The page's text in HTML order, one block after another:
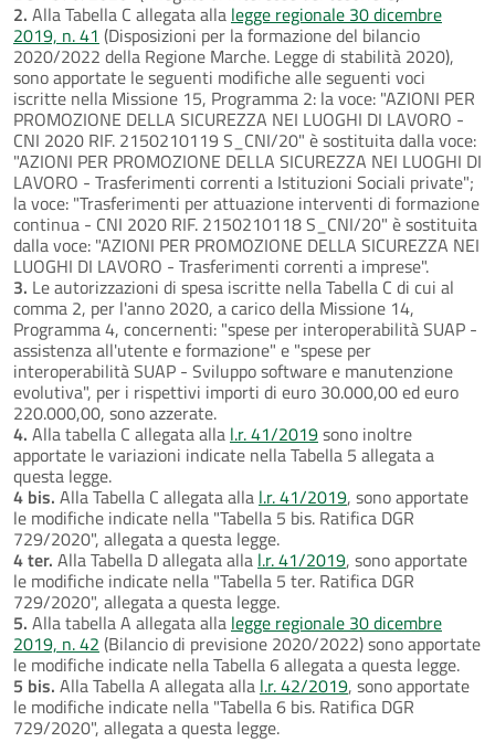
2. Alla Tabella C allegata alla legge regionale 30 dicembre
2019, n. 41 (Disposizioni per la formazione del bilancio
2020/2022 della Regione Marche. Legge di stabilità 2020),
sono apportate le seguenti modifiche alle seguenti voci
iscritte nella Missione 15, Programma 2: la voce: "AZIONI PER
PROMOZIONE DELLA SICUREZZA NEI LUOGHI DI LAVORO -
CNI 2020 RIF. 2150210119 S_CNI/20" è sostituita dalla voce:
"AZIONI PER PROMOZIONE DELLA SICUREZZA NEI LUOGHI DI
LAVORO - Trasferimenti correnti a Istituzioni Sociali private";
la voce: "Trasferimenti per attuazione interventi di formazione
continua - CNI 2020 RIF. 2150210118 S_CNI/20" è sostituita
dalla voce: "AZIONI PER PROMOZIONE DELLA SICUREZZA NEI
LUOGHI DI LAVORO - Trasferimenti correnti a imprese".
3. Le autorizzazioni di spesa iscritte nella Tabella C di cui al
comma 2, per l'anno 2020, a carico della Missione 14,
Programma 4, concernenti: "spese per interoperabilità SUAP -
assistenza all'utente e formazione" e "spese per
interoperabilità SUAP - Sviluppo software e manutenzione
evolutiva", per i rispettivi importi di euro 30.000,00 ed euro
220.000,00, sono azzerate.
4. Alla tabella C allegata alla l.r. 41/2019sono inoltre
apportate le variazioni indicate nella Tabella 5 allegata a
questa legge.
4 bis. Alla Tabella C allegata alla l.r. 41/2019, sono apportate
le modifiche indicate nella "Tabella 5 bis. Ratifica DGR
729/2020", allegata a questa legge.
4 ter. Alla Tabella D allegata alla l.r. 41/2019, sono apportate
le modifiche indicate nella "Tabella 5 ter. Ratifica DGR
729/2020", allegata a questa legge.
5. Alla tabella A allegata alla legge regionale 30 dicembre
2019, n. 42 (Bilancio di previsione 2020/2022) sono apportate
le modifiche indicate nella Tabella 6 allegata a questa legge.
5 bis. Alla Tabella A allegata alla l.r. 42/2019, sono apportate
le modifiche indicate nella "Tabella 6 bis. Ratifica DGR
729/2020", allegata a questa legge.